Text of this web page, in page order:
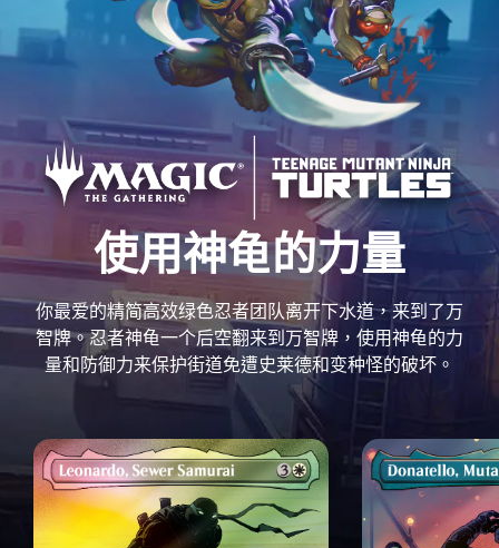
使用神龟的力量
你最爱的精简高效绿色忍者团队离开下水道，来到了万
智牌。忍者神龟一个后空翻来到万智牌，使用神龟的力
量和防御力来保护街道免遭史莱德和变种怪的破坏。